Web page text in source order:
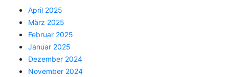
April 2025
März 2025
Februar 2025
Januar 2025
Dezember 2024
November 2024